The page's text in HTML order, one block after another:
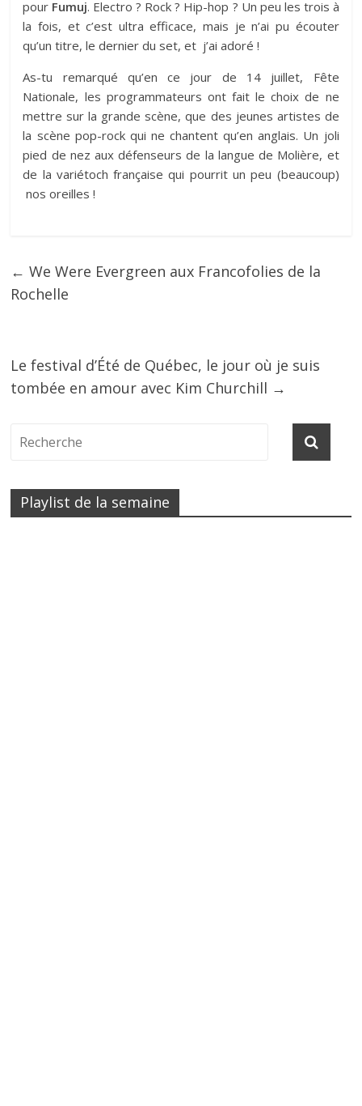
pour Fumuj. Electro ? Rock ? Hip-hop ? Un peu les trois à
la fois, et c’est ultra efficace, mais je n’ai pu écouter
qu’un titre, le dernier du set, et j’ai adoré !
As-tu remarqué qu’en ce jour de 14 juillet, Fête
Nationale, les programmateurs ont fait le choix de ne
mettre sur la grande scène, que des jeunes artistes de
la scène pop-rock qui ne chantent qu’en anglais. Un joli
pied de nez aux défenseurs de la langue de Molière, et
de la variétoch française qui pourrit un peu (beaucoup)
nos oreilles !
← We Were Evergreen aux Francofolies de la
Rochelle
Le festival d’Été de Québec, le jour où je suis
tombée en amour avec Kim Churchill →
Playlist de la semaine